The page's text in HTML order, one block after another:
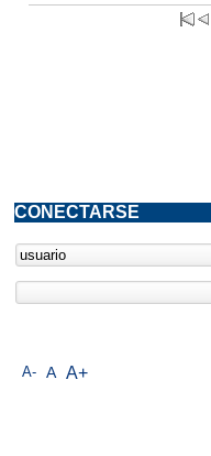
A- A A+
CONECTARSE